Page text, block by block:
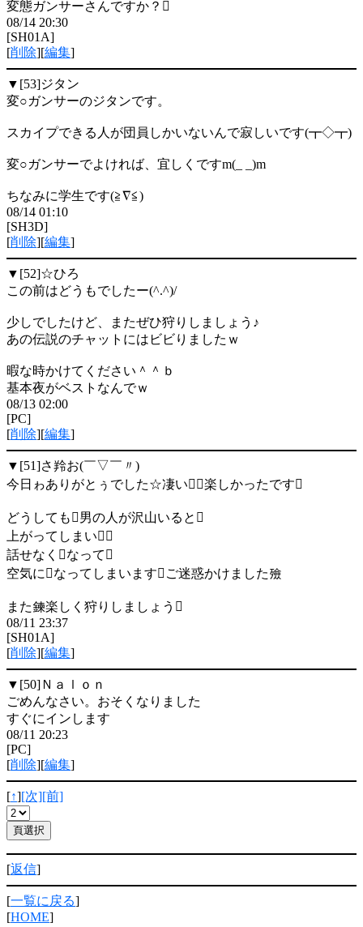
変態ガンサーさんですか？
08/14 20:30
[SH01A]
[削除][編集]
▼[53]ジタン
変○ガンサーのジタンです。
スカイプできる人が団員しかいないんで寂しいです(┳◇┳)
変○ガンサーでよければ、宜しくですm(_ _)m
ちなみに学生です(≧∇≦)
08/14 01:10
[SH3D]
[削除][編集]
▼[52]☆ひろ
この前はどうもでしたー(^.^)/
少しでしたけど、またぜひ狩りしましょう♪
あの伝説のチャットにはビビりましたｗ
暇な時かけてください＾＾ｂ
基本夜がベストなんでｗ
08/13 02:00
[PC]
[削除][編集]
▼[51]さ羚お(￣▽￣〃)
今日ゎありがとぅでした☆凄い楽しかったです
どうしても男の人が沢山いると
上がってしまい
話せなくなって
空気になってしまいますご迷惑かけました殮
また鍊楽しく狩りしましょう
08/11 23:37
[SH01A]
[削除][編集]
▼[50] Ｎａｌｏｎ
ごめんなさい。おそくなりました
すぐにインします
08/11 20:23
[PC]
[削除][編集]
[↑][次][前]
[返信]
[一覧に戻る]
[HOME]